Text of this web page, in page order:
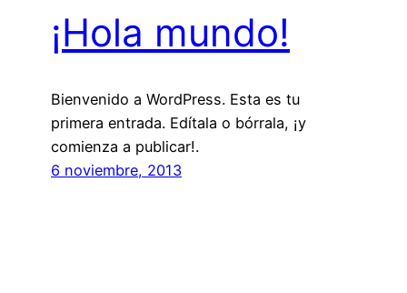
¡Hola mundo!
Bienvenido a WordPress. Esta es tu
primera entrada. Edítala o bórrala, ¡y
comienza a publicar!.
6 noviembre, 2013